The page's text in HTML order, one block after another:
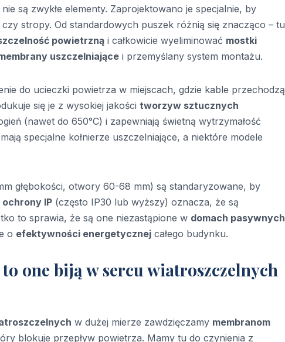
są zwykłe elementy. Zaprojektowano je specjalnie, by
stropy. Od standardowych puszek różnią się znacząco – tu
powietrzną i całkowicie wyeliminować mostki
uszczelniające i przemyślany system montażu.
do ucieczki powietrza w miejscach, gdzie kable przechodzą
się je z wysokiej jakości tworzyw sztucznych
(nawet do 650°C) i zapewniają świetną wytrzymałość
specjalne kołnierze uszczelniające, a niektóre modele
głębokości, otwory 60-68 mm) są standaryzowane, by
IP (często IP30 lub wyższy) oznacza, że są
to sprawia, że są one niezastąpione w domach pasywnych
o efektywności energetycznej całego budynku.
one biją w sercu wiatroszczelnych
w dużej mierze zawdzięczamy membranom
blokuje przepływ powietrza. Mamy tu do czynienia z